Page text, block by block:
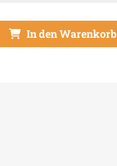
In den Warenkorb